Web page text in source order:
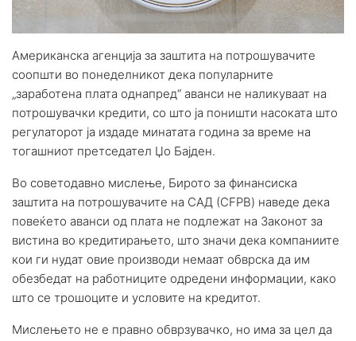
Американска агенција за заштита на потрошувачите
соопшти во понеделникот дека популарните
„заработена плата однапред“ аванси не наликуваат на
потрошувачки кредити, со што ја поништи насоката што
регулаторот ја издаде минатата година за време на
тогашниот претседател Џо Бајден.
Во советодавно мислење, Бирото за финансиска
заштита на потрошувачите на САД (CFPB) наведе дека
повеќето аванси од плата не подлежат на Законот за
вистина во кредитирањето, што значи дека компаниите
кои ги нудат овие производи немаат обврска да им
обезбедат на работниците одредени информации, како
што се трошоците и условите на кредитот.
Мислењето не е правно обврзувачко, но има за цел да